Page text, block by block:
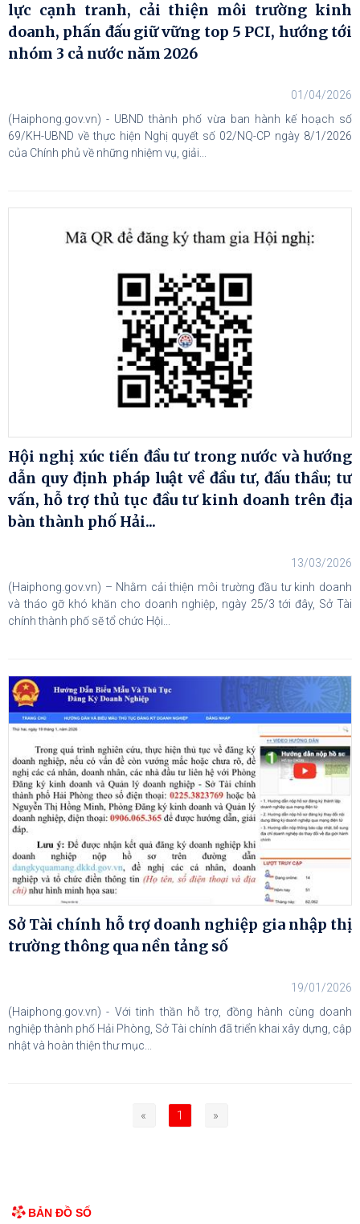
lực cạnh tranh, cải thiện môi trường kinh
doanh, phấn đấu giữ vững top 5 PCI, hướng tới
nhóm 3 cả nước năm 2026
01/04/2026
(Haiphong.gov.vn) - UBND thành phố vừa ban hành kế hoạch số
69/KH-UBND về thực hiện Nghị quyết số 02/NQ-CP ngày 8/1/2026
của Chính phủ về những nhiệm vụ, giải...
Hội nghị xúc tiến đầu tư trong nước và hướng
dẫn quy định pháp luật về đầu tư, đấu thầu; tư
vấn, hỗ trợ thủ tục đầu tư kinh doanh trên địa
bàn thành phố Hải...
13/03/2026
(Haiphong.gov.vn) – Nhằm cải thiện môi trường đầu tư kinh doanh
và tháo gỡ khó khăn cho doanh nghiệp, ngày 25/3 tới đây, Sở Tài
chính thành phố sẽ tổ chức Hội...
Sở Tài chính hỗ trợ doanh nghiệp gia nhập thị
trường thông qua nền tảng số
19/01/2026
(Haiphong.gov.vn) - Với tinh thần hỗ trợ, đồng hành cùng doanh
nghiệp thành phố Hải Phòng, Sở Tài chính đã triển khai xây dựng, cập
nhật và hoàn thiện thư mục...
« 1 »
BẢN ĐỒ SỐ